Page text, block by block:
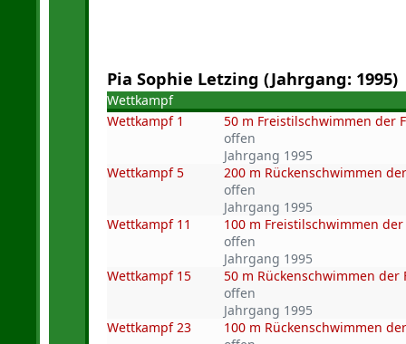
Pia Sophie Letzing (Jahrgang: 1995)
Wettkampf
Wettkampf 1
50 m Freistilschwimmen der
offen
Jahrgang 1995
Wettkampf 5
200 m Rückenschwimmen
offen
Jahrgang 1995
Wettkampf 11
100 m Freistilschwimmen
offen
Jahrgang 1995
Wettkampf 15
50 m Rückenschwimmen der
offen
Jahrgang 1995
Wettkampf 23
100 m Rückenschwimmen